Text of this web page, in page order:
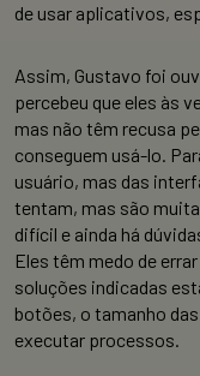
de usar aplicativos,
Assim, Gustavo foi
percebeu que eles às
mas não têm recusa
conseguem usá-lo.
usuário, mas das
tentam, mas são
difícil e ainda há
Eles têm medo de
soluções indicadas
botões, o tamanho
executar processos.